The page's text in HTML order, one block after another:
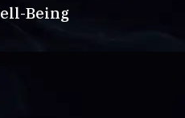
Being